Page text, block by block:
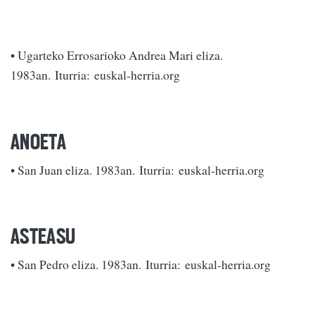
• Ugarteko Errosarioko Andrea Mari eliza.
1983an. Iturria: euskal-herria.org
ANOETA
• San Juan eliza. 1983an. Iturria: euskal-herria.org
ASTEASU
• San Pedro eliza. 1983an. Iturria: euskal-herria.org